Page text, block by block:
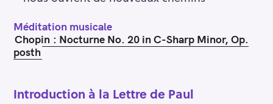
Méditation musicale
Chopin : Nocturne No. 20 in C-Sharp Minor, Op.
posth
Introduction à la Lettre de Paul